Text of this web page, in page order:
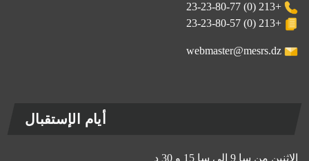
+213 (0) 23-23-80-77
+213 (0) 23-23-80-57
webmaster@mesrs.dz
أيام الإستقبال
الاثنين من سا 9 إلى سا 15 و 30 د